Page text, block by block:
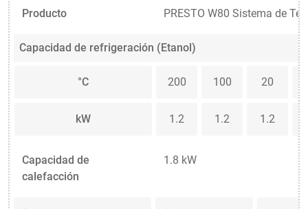
Producto PRESTO W80 Sistema de
Capacidad de refrigeración (Etanol)
°C 200 100 20
kW 1.2 1.2 1.2
Capacidad de
calefacción
1.8 kW